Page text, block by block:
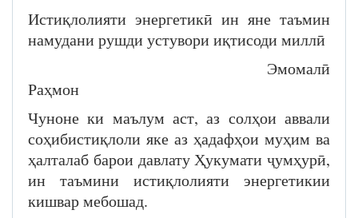
Истиқлолияти энергетикӣ ин яне таъмин
намудани рушди устувори иқтисоди миллӣ
Эмомалӣ
Раҳмон
Чуноне ки маълум аст, аз солҳои аввали
соҳибистиқлоли яке аз ҳадафҳои муҳим ва
ҳалталаб барои давлату Ҳукумати ҷумҳурӣ,
ин таъмини истиқлолияти энергетикии
кишвар мебошад.